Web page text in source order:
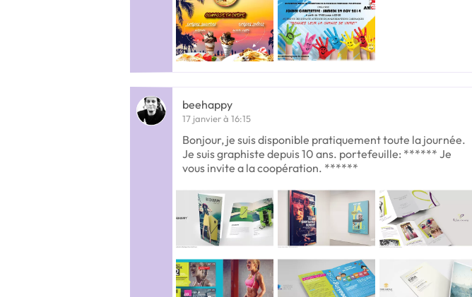
beehappy
17 janvier à 16:15
Bonjour, je suis disponible pratiquement toute la journée.
Je suis graphiste depuis 10 ans. portefeuille: ****** Je
vous invite a la coopération. ******